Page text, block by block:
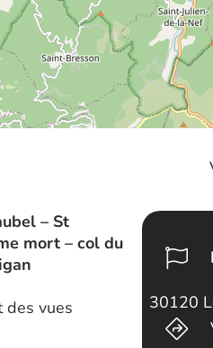
– St
mort – col du
des vues
30120